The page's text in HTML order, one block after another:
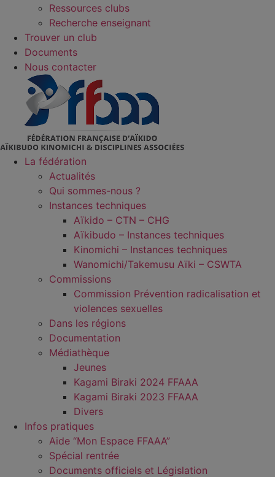
Ressources clubs
Recherche enseignant
Trouver un club
Documents
Nous contacter
La fédération
Actualités
Qui sommes-nous ?
Instances techniques
Aïkido – CTN – CHG
Aïkibudo – Instances techniques
Kinomichi – Instances techniques
Wanomichi/Takemusu Aïki – CSWTA
Commissions
Commission Prévention radicalisation et
violences sexuelles
Dans les régions
Documentation
Médiathèque
Jeunes
Kagami Biraki 2024 FFAAA
Kagami Biraki 2023 FFAAA
Divers
Infos pratiques
Aide “Mon Espace FFAAA”
Spécial rentrée
Documents officiels et Législation